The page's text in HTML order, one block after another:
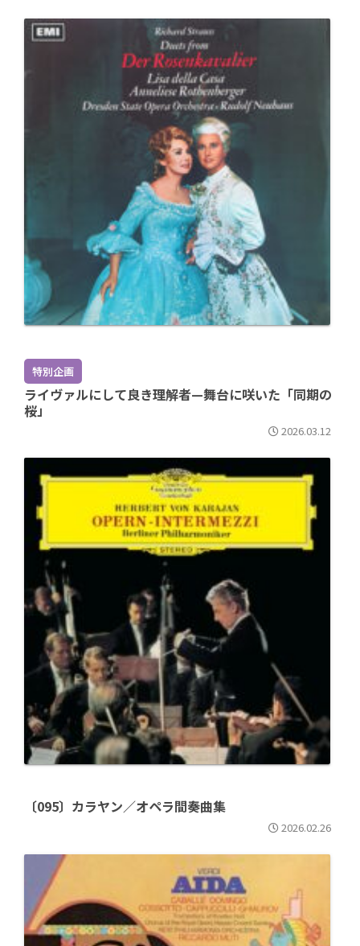
特別企画
ライヴァルにして良き理解者—舞台に咲いた「同期の
桜」
2026.03.12
〔095〕カラヤン／オペラ間奏曲集
2026.02.26